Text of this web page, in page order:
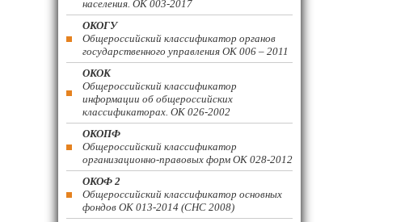
населения. ОК 003-2017
ОКОГУ
Общероссийский классификатор органов
государственного управления ОК 006 – 2011
ОКОК
Общероссийский классификатор
информации об общероссийских
классификаторах. ОК 026-2002
ОКОПФ
Общероссийский классификатор
организационно-правовых форм ОК 028-2012
ОКОФ 2
Общероссийский классификатор основных
фондов ОК 013-2014 (СНС 2008)